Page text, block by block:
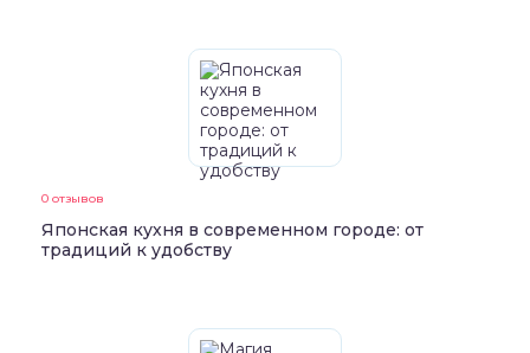
0 отзывов
Японская кухня в современном городе: от
традиций к удобству